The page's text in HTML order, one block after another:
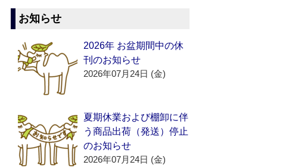
お知らせ
2026年 お盆期間中の休
刊のお知らせ
2026年07月24日 (金)
夏期休業および棚卸に伴
う商品出荷（発送）停止
のお知らせ
2026年07月24日 (金)